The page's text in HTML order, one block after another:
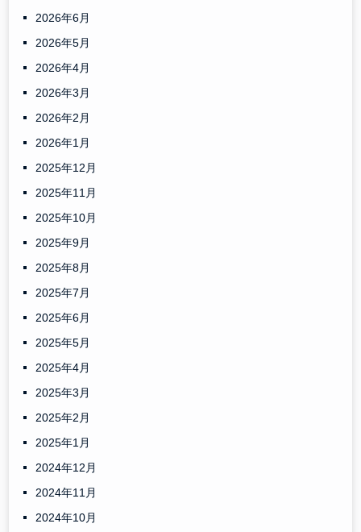
2026年6月
2026年5月
2026年4月
2026年3月
2026年2月
2026年1月
2025年12月
2025年11月
2025年10月
2025年9月
2025年8月
2025年7月
2025年6月
2025年5月
2025年4月
2025年3月
2025年2月
2025年1月
2024年12月
2024年11月
2024年10月